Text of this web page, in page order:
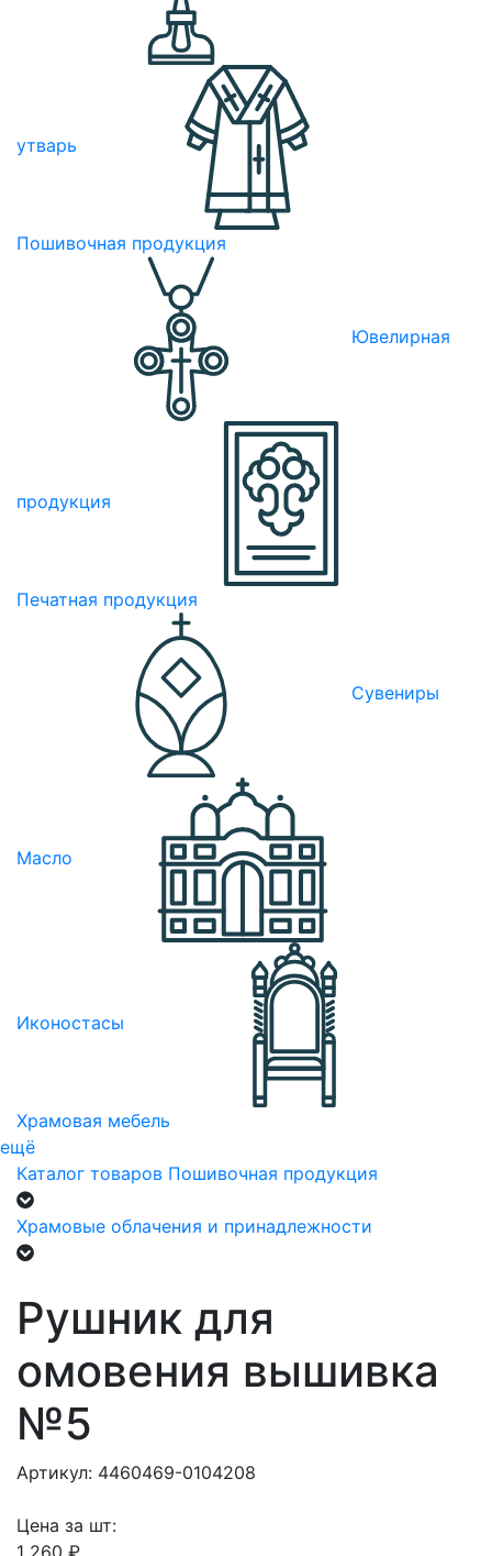
утварь
Пошивочная продукция
Ювелирная
продукция
Печатная продукция
Сувениры
Масло
Иконостасы
Храмовая мебель
ещё
Каталог товаров Пошивочная продукция
Храмовые облачения и принадлежности
Рушник для
омовения вышивка
№5
Артикул: 4460469-0104208
Цена за шт:
1 260 ₽